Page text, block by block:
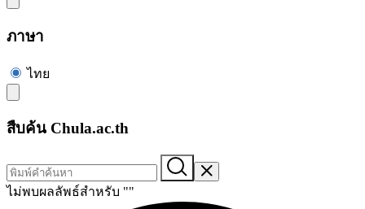
ภาษา
ไทย
สืบค้น Chula.ac.th
ไม่พบผลลัพธ์สำหรับ ""